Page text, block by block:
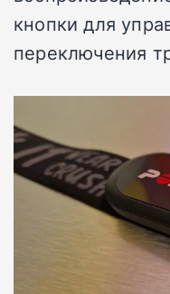
кнопки для
переключения